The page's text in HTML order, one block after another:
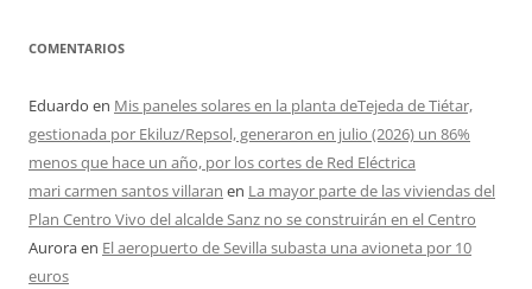
COMENTARIOS
Eduardo en Mis paneles solares en la planta deTejeda de Tiétar,
gestionada por Ekiluz/Repsol, generaron en julio (2026) un 86%
menos que hace un año, por los cortes de Red Eléctrica
mari carmen santos villaran en La mayor parte de las viviendas del
Plan Centro Vivo del alcalde Sanz no se construirán en el Centro
Auroraen El aeropuerto de Sevilla subasta una avioneta por 10
euros